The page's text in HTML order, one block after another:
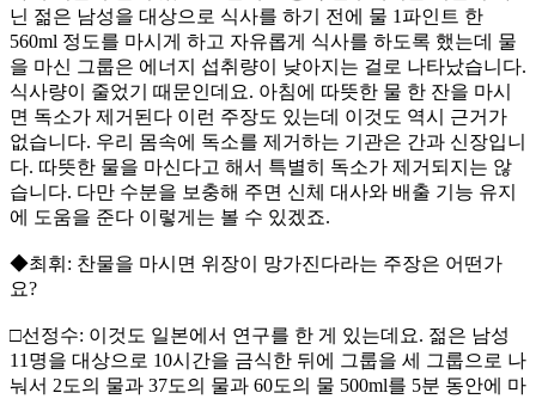
닌 젊은 남성을 대상으로 식사를 하기 전에 물 1파인트 한
560ml 정도를 마시게 하고 자유롭게 식사를 하도록 했는데 물
을 마신 그룹은 에너지 섭취량이 낮아지는 걸로 나타났습니다.
식사량이 줄었기 때문인데요. 아침에 따뜻한 물 한 잔을 마시
면 독소가 제거된다 이런 주장도 있는데 이것도 역시 근거가
없습니다. 우리 몸속에 독소를 제거하는 기관은 간과 신장입니
다. 따뜻한 물을 마신다고 해서 특별히 독소가 제거되지는 않
습니다. 다만 수분을 보충해 주면 신체 대사와 배출 기능 유지
에 도움을 준다 이렇게는 볼 수 있겠죠.
◆최휘: 찬물을 마시면 위장이 망가진다라는 주장은 어떤가
요?
□선정수: 이것도 일본에서 연구를 한 게 있는데요. 젊은 남성
11명을 대상으로 10시간을 금식한 뒤에 그룹을 세 그룹으로 나
눠서 2도의 물과 37도의 물과 60도의 물 500ml를 5분 동안에 마